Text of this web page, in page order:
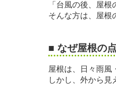
「台風の後、屋
そんな方は、屋根
■ なぜ屋根の
屋根は、日々雨風
しかし、外から見